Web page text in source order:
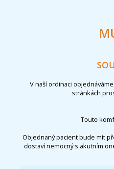
V naší ordinaci
stránkách
Touto
Objednaný pacient bude mít
dostaví nemocný s akutním